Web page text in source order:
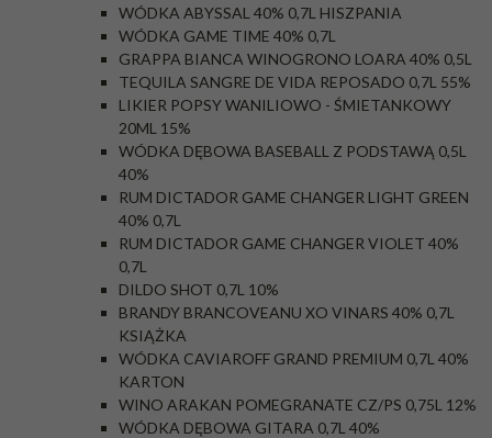
WÓDKA ABYSSAL 40% 0,7L HISZPANIA
WÓDKA GAME TIME 40% 0,7L
GRAPPA BIANCA WINOGRONO LOARA 40% 0,5L
TEQUILA SANGRE DE VIDA REPOSADO 0,7L 55%
LIKIER POPSY WANILIOWO - ŚMIETANKOWY
20ML 15%
WÓDKA DĘBOWA BASEBALL Z PODSTAWĄ 0,5L
40%
RUM DICTADOR GAME CHANGER LIGHT GREEN
40% 0,7L
RUM DICTADOR GAME CHANGER VIOLET 40%
0,7L
DILDO SHOT 0,7L 10%
BRANDY BRANCOVEANU XO VINARS 40% 0,7L
KSIĄŻKA
WÓDKA CAVIAROFF GRAND PREMIUM 0,7L 40%
KARTON
WINO ARAKAN POMEGRANATE CZ/PS 0,75L 12%
WÓDKA DĘBOWA GITARA 0,7L 40%